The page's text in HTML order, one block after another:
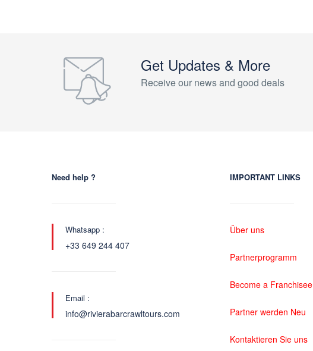
Get Updates & More
Receive our news and good deals
Need help ?
Whatsapp :
+33 649 244 407
Email :
info@rivierabarcrawltours.com
IMPORTANT LINKS
Über uns
Partnerprogramm
Become a Franchisee
Partner werden Neu
Kontaktieren Sie uns